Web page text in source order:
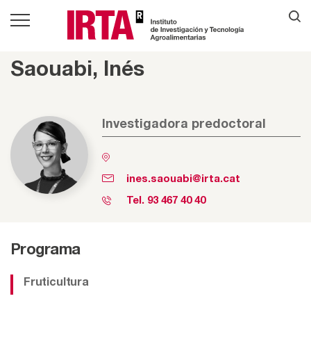
Saouabi, Inés
Investigadora predoctoral
ines.saouabi@irta.cat
Tel. 93 467 40 40
Programa
Fruticultura